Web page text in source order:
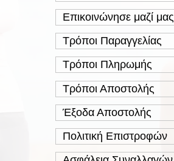
Επικοινώνησε μαζί μας
Τρόποι Παραγγελίας
Τρόποι Πληρωμής
Τρόποι Αποστολής
Έξοδα Αποστολής
Πολιτική Επιστροφών